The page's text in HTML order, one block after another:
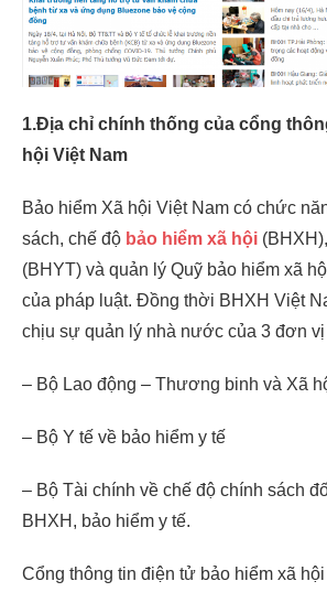
1.Địa chỉ chính thống của cổng
hội Việt Nam
Bảo hiểm Xã hội Việt Nam có chức
sách, chế độ bảo hiểm xã hội
(BHYT) và quản lý Quỹ bảo hiểm xã
của pháp luật. Đồng thời BHXH Việt
chịu sự quản lý nhà nước của 3 đơn vị
– Bộ Lao động – Thương binh và Xã
– Bộ Y tế về bảo hiểm y tế
– Bộ Tài chính về chế độ chính sách
BHXH, bảo hiểm y tế.
Cổng thông tin điện tử bảo hiểm xã